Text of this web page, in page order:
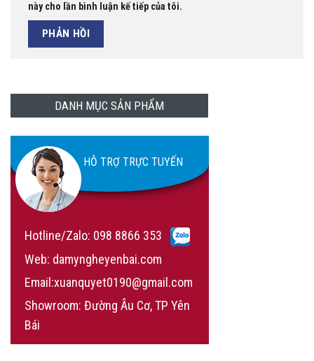
này cho lần bình luận kế tiếp của tôi.
DANH MỤC SẢN PHẨM
HỖ TRỢ TRỰC TUYẾN
Hotline/Zalo: 098 8866 353
Web: damyngheyenbai.com
Email:xuanquyet0190@gmail.com
Showroom: Đường Âu Cơ, TP Yên
Bái